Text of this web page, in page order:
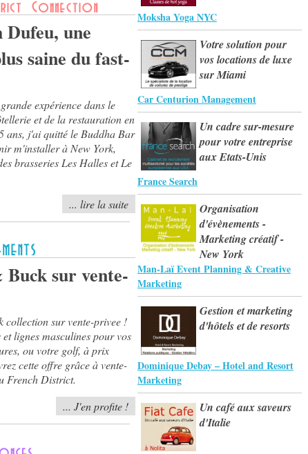
Dufeu, une
saine du fast-
expérience dans le
et de la restauration en
ans, j'ai quitté le Buddha Bar
m'installer à New York,
brasseries Les Halles et Le
... lire la suite
sur vente-
collection sur vente-privee !
et lignes masculines pour vos
ou votre golf, à prix
cette offre grâce à vente-
French District.
... J'en profite !
Moksha Yoga NYC
Votre solution pour
vos locations de luxe
sur Miami
Car Centurion Management
Un cadre sur-mesure
pour votre entreprise
aux Etats-Unis
France Search
Organisation
d'évènements -
Marketing créatif -
New York
Man-Laï Event Planning & Creative
Marketing
Gestion et marketing
d'hôtels et de resorts
Dominique Debay – Hotel and Resort
Marketing
Un café aux saveurs
d'Italie